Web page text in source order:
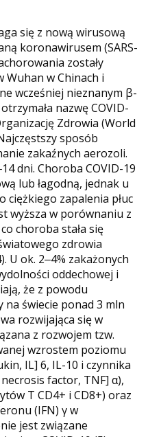
się z nową wirusową
koronawirusem (SARS-
zostały
Wuhan w Chinach i
wcześniej nieznanym β-
nazwę COVID-
Zdrowia (World
sposób
zakaźnych aerozoli.
dni. Choroba COVID-19
lub łagodną, jednak u
ciężkiego zapalenia płuc
wyższa w porównaniu z
choroba stała się
zdrowia
U ok. 2‒4% zakażonych
oddechowej i
że z powodu
na świecie ponad 3 mln
rozwijająca się w
z rozwojem tzw.
wzrostem poziomu
IL] 6, IL-10 i czynnika
factor, TNF] α),
T CD4+ i CD8+) oraz
(IFN) γ w
jest związane